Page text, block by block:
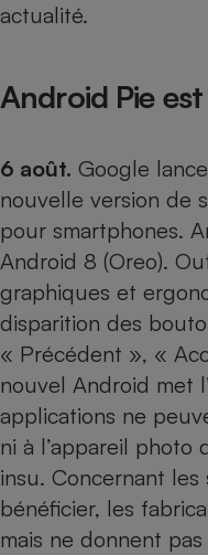
actualité.
Android Pie
6 août. Google
nouvelle version de
pour smartphones.
Android 8 (Oreo).
graphiques et
disparition des
« Précédent », «
nouvel Android met
applications ne
ni à l’appareil photo
insu. Concernant
bénéficier, les
mais ne donnent